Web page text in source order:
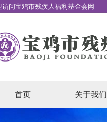
访问宝鸡市残疾人福利基金会网
首页 关于我们